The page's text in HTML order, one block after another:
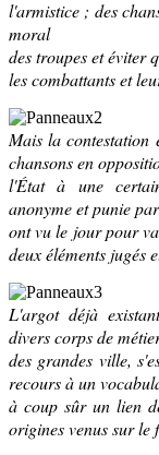
l'armistice ; des
moral
des troupes et éviter
les combattants et
Mais la contestation
chansons en
l'État à une
anonyme et punie
ont vu le jour pour
deux éléments jugés
L'argot déjà
divers corps de
des grandes ville,
recours à un
à coup sûr un lien
origines venus sur le